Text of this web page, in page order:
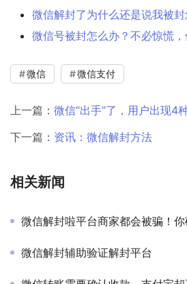
微信解封了为什么还是说我被
微信号被封怎么办？不必惊慌，
微信 微信支付
上一篇： 微信“出手”了，用户出现4种行
下一篇： 资讯：微信解封方法
相关新闻
微信解封啦平台商家都会被骗！你
微信解封辅助验证解封平台